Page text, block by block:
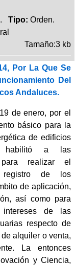
Tipo: Orden.
Tamaño:3 kb
Por La Que Se
Del
Andaluces.
de enero, por el
básico para la
de edificios
habilitó a las
para realizar el
registro de los
de aplicación,
así como para
de las
respecto de
alquiler o venta,
La entonces
y Ciencia,